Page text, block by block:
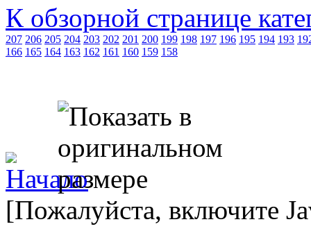
К обзорной странице
207 206 205 204 203 202 201 200 199 198 197 196 195 194 193
166 165 164 163 162 161 160 159 158
[Пожалуйста, включите